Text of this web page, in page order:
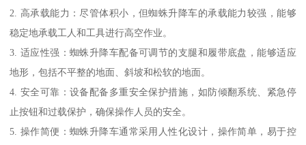
2. 高承载能力：尽管体积小，但蜘蛛升降车的承载能力较强，能够
稳定地承载工人和工具进行高空作业。
3. 适应性强：蜘蛛升降车配备可调节的支腿和履带底盘，能够适应
地形，包括不平整的地面、斜坡和松软的地面。
4. 安全可靠：设备配备多重安全保护措施，如防倾翻系统、紧急停
止按钮和过载保护，确保操作人员的安全。
5. 操作简便：蜘蛛升降车通常采用人性化设计，操作简单，易于控